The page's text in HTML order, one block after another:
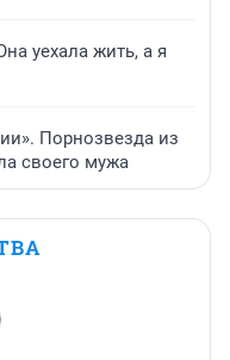
уехала жить, а я
Порнозвезда из
своего мужа